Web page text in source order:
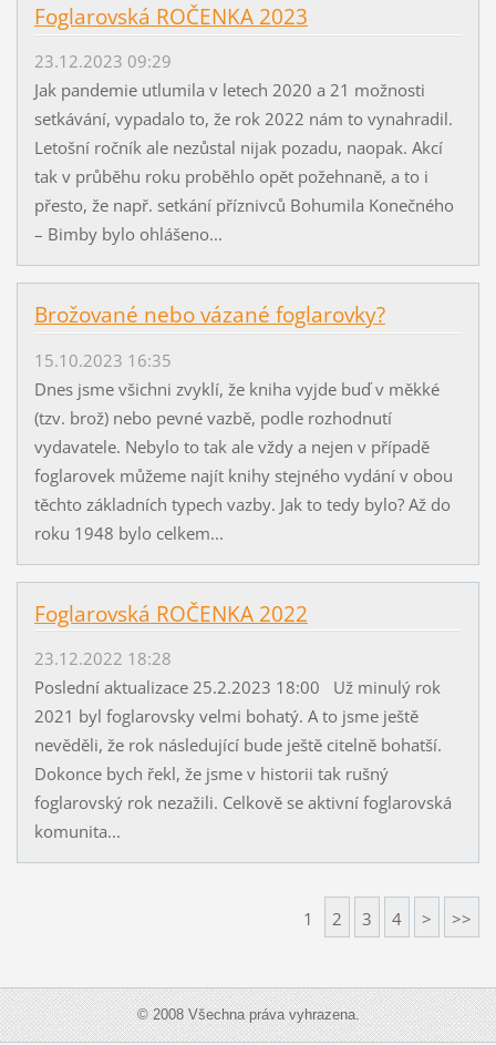
Foglarovská ROČENKA 2023
23.12.2023 09:29
Jak pandemie utlumila v letech 2020 a 21 možnosti
setkávání, vypadalo to, že rok 2022 nám to vynahradil.
Letošní ročník ale nezůstal nijak pozadu, naopak. Akcí
tak v průběhu roku proběhlo opět požehnaně, a to i
přesto, že např. setkání příznivců Bohumila Konečného
– Bimby bylo ohlášeno...
Brožované nebo vázané foglarovky?
15.10.2023 16:35
Dnes jsme všichni zvyklí, že kniha vyjde buď v měkké
(tzv. brož) nebo pevné vazbě, podle rozhodnutí
vydavatele. Nebylo to tak ale vždy a nejen v případě
foglarovek můžeme najít knihy stejného vydání v obou
těchto základních typech vazby. Jak to tedy bylo? Až do
roku 1948 bylo celkem...
Foglarovská ROČENKA 2022
23.12.2022 18:28
Poslední aktualizace 25.2.2023 18:00 Už minulý rok
2021 byl foglarovsky velmi bohatý. A to jsme ještě
nevěděli, že rok následující bude ještě citelně bohatší.
Dokonce bych řekl, že jsme v historii tak rušný
foglarovský rok nezažili. Celkově se aktivní foglarovská
komunita...
1 2 3 4 > >>
© 2008 Všechna práva vyhrazena.